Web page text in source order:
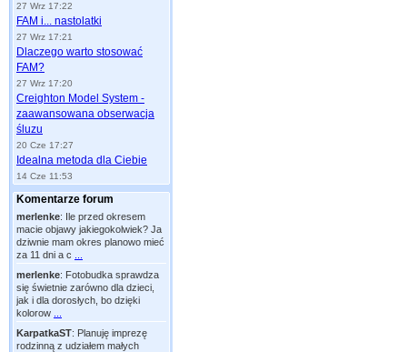
27 Wrz 17:22
FAM i... nastolatki
27 Wrz 17:21
Dlaczego warto stosować
FAM?
27 Wrz 17:20
Creighton Model System -
zaawansowana obserwacja
śluzu
20 Cze 17:27
Idealna metoda dla Ciebie
14 Cze 11:53
Komentarze forum
merlenke: Ile przed okresem
macie objawy jakiegokolwiek? Ja
dziwnie mam okres planowo mieć
za 11 dni a c
merlenke: Fotobudka sprawdza
się świetnie zarówno dla dzieci,
jak i dla dorosłych, bo dzięki
kolorow
KarpatkaST: Planuję imprezę
rodzinną z udziałem małych